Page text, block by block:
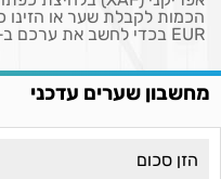
הכמות לקבלת שער או
EUR בכדי לחשב את ערכם ב- XAF.
מחשבון שערים עדכני